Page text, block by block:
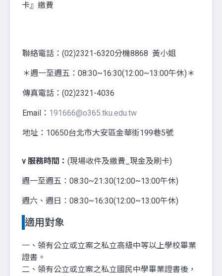
卡』繳費
聯絡電話：(02)2321-6320分機8868 黃小姐
＊週一至週五：08:30~16:30(12:00~13:00午休)＊
傳真電話：(02)2321-4036
Email： 191666@o365.tku.edu.tw
地址：10650台北市大安區金華街199巷5號
v 服務時間： (現場收件及繳費_現金及刷卡)
週一至週五：08:30~21:30(12:00~13:00午休)
週六、週日：08:30~16:30(12:00~13:00午休)
適用對象
一、領有公立或立案之私立高級中等以上學校畢業
證書。
二、領有公立或立案之私立國民中學畢業證書後，